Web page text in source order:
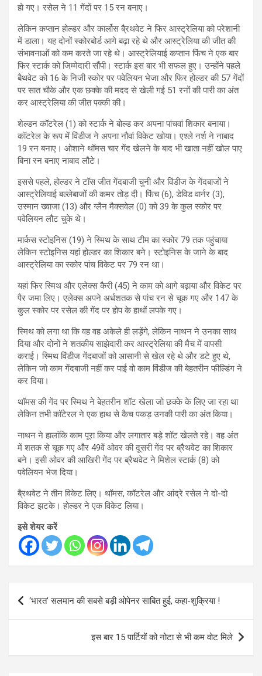
हो गए। रसेल ने 11 गेंदों पर 15 रन बनाए।
लेकिन कप्तान होल्डर और कार्लोस बै्रथवेट ने फिर आस्ट्रेलिया को परेशानी
में डाला। यह दोनों स्कोरबोर्ड आगे बढ़ा रहे थे और आस्ट्रेलिया की जीत की
संभावनाओं को कम करते जा रहे थे। आस्ट्रेलियाई कप्तान फिंच ने एक बार
फिर स्टार्क को जिम्मेदारी सौंपी। स्टार्क इस बार भी सफल हुए। उन्होंने पहले
बैथवेट को 16 के निजी स्कोर पर पवेलियन भेजा और फिर होल्डर की 57 गेंदों
पर सात चौके और एक छक्के की मदद से खेली गई 51 रनों की पारी का अंत
कर आस्ट्रेलिया की जीत पक्की की।
शेल्डन कॉटरेल (1) को स्टार्क ने बोल्ड कर अपना पांचवां शिकार बनाया।
कॉटरेल के रूप में विंडीज ने अपना नौवां विकेट खोया। एश्ले नर्श ने नाबाद
19 रन बनाए। ओशाने थॉमस चार गेंद खेलने के बाद भी खाता नहीं खोल पाए
बिना रन बनाए नाबाद लौटे।
इससे पहले, होल्डर ने टॉस जीत गेंदबाजी चुनी और विंडीज के गेंदबाजों ने
आस्ट्रेलियाई बल्लेबाजों की कमर तोड़ दी। फिंच (6), डेविड वार्नर (3),
उस्मान ख्वाजा (13) और ग्लैन मैक्सवेल (0) को 39 के कुल स्कोर पर
पवेलियन लौट चुके थे।
मार्कस स्टोइनिस (19) ने स्मिथ के साथ टीम का स्कोर 79 तक पहुंचाया
लेकिन स्टोइनिस यहां होल्डर का शिकार बने। स्टोइनिस के जाने के बाद
आस्ट्रेलिया का स्कोर पांच विकेट पर 79 रन था।
यहां फिर स्मिथ और एलेक्स कैरी (45) ने काम को आगे बढ़ाया और विकेट पर
पैर जमा लिए। एलेक्स अपने अर्धशतक से पांच रन से चूक गए और 147 के
कुल स्कोर पर रसेल की गेंद पर होप के हाथों लपके गए।
स्मिथ को लगा था कि वह वह अकेले ही लड़ेंगे, लेकिन नाथन ने उनका साथ
दिया और दोनों ने शतकीय साझेदारी कर आस्ट्रेलिया की मैच में वापसी
कराई। स्मिथ विंडीज गेंदबाजों को आसानी से खेल रहे थे और डटे हुए थे,
लेकिन जो काम गेंदबाजी नहीं कर पाई वो काम विंडीज की बेहतरीन फील्डिंग ने
कर दिया।
थॉमस की गेंद पर स्मिथ ने बेहतरीन शॉट खेला जो छक्के के लिए जा रहा था
लेकिन तभी कॉटेरल ने एक हाथ से कैच पकड़ उनकी पारी का अंत किया।
नाथन ने हालांकि काम पूरा किया और लगातार बड़े शॉट खेलते रहे। वह अंत
में शतक से चूक गए और 49वें ओवर की दूसरी गेंद पर ब्रैथवेट का शिकार
बने। इसी ओवर की आखिरी गेंद पर ब्रैथवेट ने मिशेल स्टार्क (8) को
पवेलियन भेज दिया।
बै्रथवेट ने तीन विकेट लिए। थॉमस, कॉटरेल और आंद्रे रसेल ने दो-दो
विकेट झटके। होल्डर ने एक विकेट लिया।
इसे शेयर करें
Post
navigation
‘भारत’ सलमान की सबसे बड़ी ओपेनर साबित हुई, कहा-शुक्रिया !
इस बार 15 पार्टियों को नोटा से भी कम वोट मिले